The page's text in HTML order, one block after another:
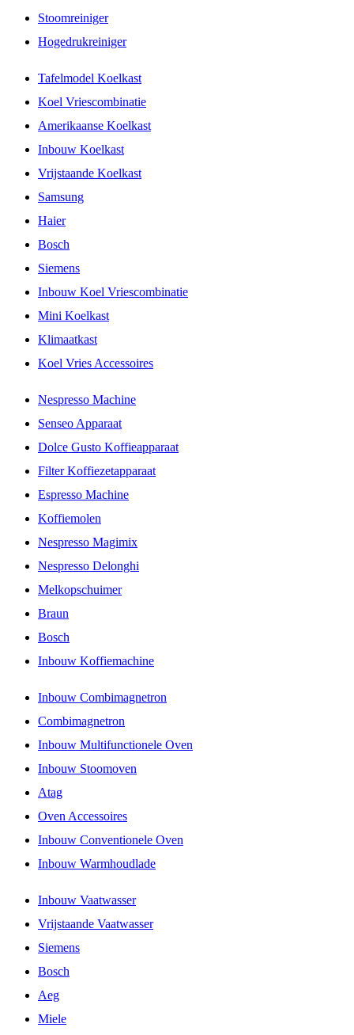
Stoomreiniger
Hogedrukreiniger
Tafelmodel Koelkast
Koel Vriescombinatie
Amerikaanse Koelkast
Inbouw Koelkast
Vrijstaande Koelkast
Samsung
Haier
Bosch
Siemens
Inbouw Koel Vriescombinatie
Mini Koelkast
Klimaatkast
Koel Vries Accessoires
Nespresso Machine
Senseo Apparaat
Dolce Gusto Koffieapparaat
Filter Koffiezetapparaat
Espresso Machine
Koffiemolen
Nespresso Magimix
Nespresso Delonghi
Melkopschuimer
Braun
Bosch
Inbouw Koffiemachine
Inbouw Combimagnetron
Combimagnetron
Inbouw Multifunctionele Oven
Inbouw Stoomoven
Atag
Oven Accessoires
Inbouw Conventionele Oven
Inbouw Warmhoudlade
Inbouw Vaatwasser
Vrijstaande Vaatwasser
Siemens
Bosch
Aeg
Miele